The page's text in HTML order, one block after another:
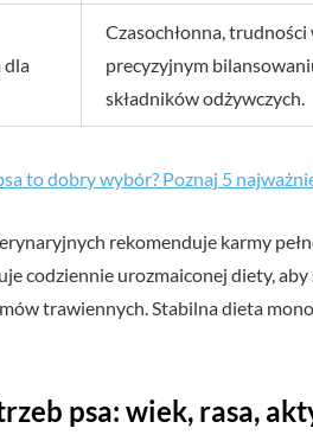
dla
Czasochłonna, trudności
precyzyjnym
składników odżywczych.
to dobry wybór? Poznaj 5
rekomenduje karmy
codziennie urozmaiconej diety,
trawiennych. Stabilna dieta
psa: wiek, rasa,